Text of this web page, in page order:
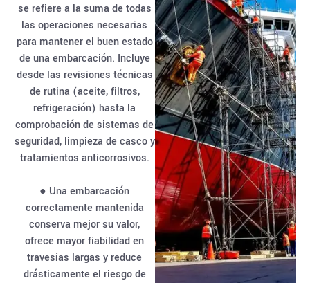
se refiere a la suma de todas
las operaciones necesarias
para mantener el buen estado
de una embarcación. Incluye
desde las revisiones técnicas
de rutina (aceite, filtros,
refrigeración) hasta la
comprobación de sistemas de
seguridad, limpieza de casco y
tratamientos anticorrosivos.
● Una embarcación
correctamente mantenida
conserva mejor su valor,
ofrece mayor fiabilidad en
travesías largas y reduce
drásticamente el riesgo de